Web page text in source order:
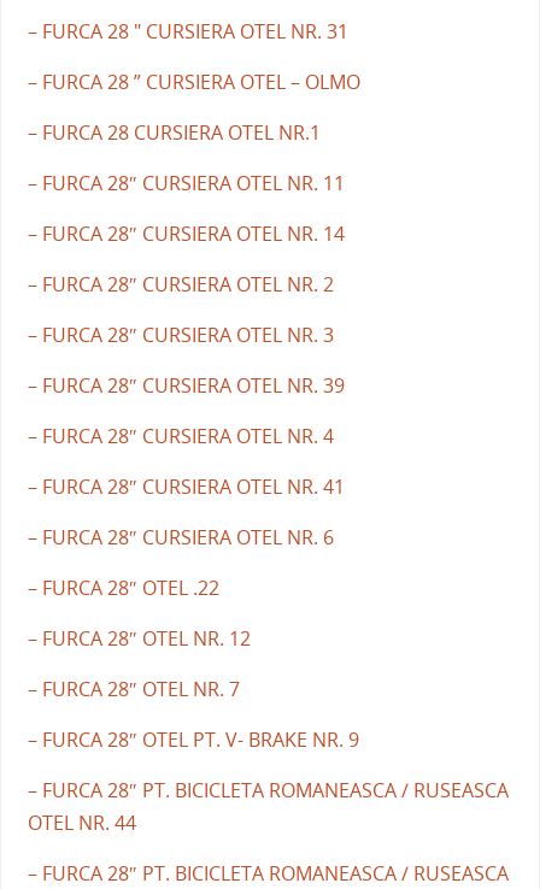
– FURCA 28 " CURSIERA OTEL NR. 31
– FURCA 28 ” CURSIERA OTEL – OLMO
– FURCA 28 CURSIERA OTEL NR.1
– FURCA 28″ CURSIERA OTEL NR. 11
– FURCA 28″ CURSIERA OTEL NR. 14
– FURCA 28″ CURSIERA OTEL NR. 2
– FURCA 28″ CURSIERA OTEL NR. 3
– FURCA 28″ CURSIERA OTEL NR. 39
– FURCA 28″ CURSIERA OTEL NR. 4
– FURCA 28″ CURSIERA OTEL NR. 41
– FURCA 28″ CURSIERA OTEL NR. 6
– FURCA 28″ OTEL .22
– FURCA 28″ OTEL NR. 12
– FURCA 28″ OTEL NR. 7
– FURCA 28″ OTEL PT. V- BRAKE NR. 9
– FURCA 28″ PT. BICICLETA ROMANEASCA / RUSEASCA
OTEL NR. 44
– FURCA 28″ PT. BICICLETA ROMANEASCA / RUSEASCA